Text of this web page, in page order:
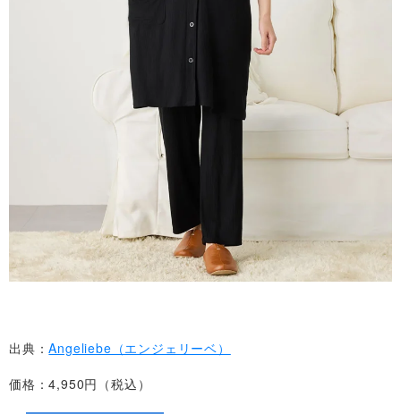
出典：Angeliebe（エンジェリーベ）
価格：4,950円（税込）